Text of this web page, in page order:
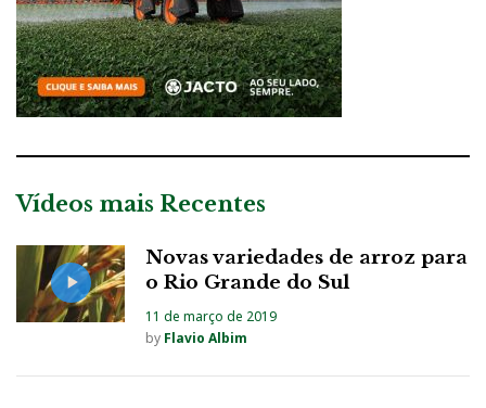
Vídeos mais Recentes
Novas variedades de arroz para
o Rio Grande do Sul
11 de março de 2019
by Flavio Albim